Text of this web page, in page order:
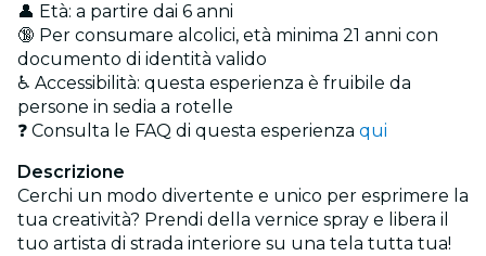
👤 Età: a partire dai 6 anni
🔞 Per consumare alcolici, età minima 21 anni con
documento di identità valido
♿ Accessibilità: questa esperienza è fruibile da
persone in sedia a rotelle
❓ Consulta le FAQ di questa esperienza qui
Descrizione
Cerchi un modo divertente e unico per esprimere la
tua creatività? Prendi della vernice spray e libera il
tuo artista di strada interiore su una tela tutta tua!